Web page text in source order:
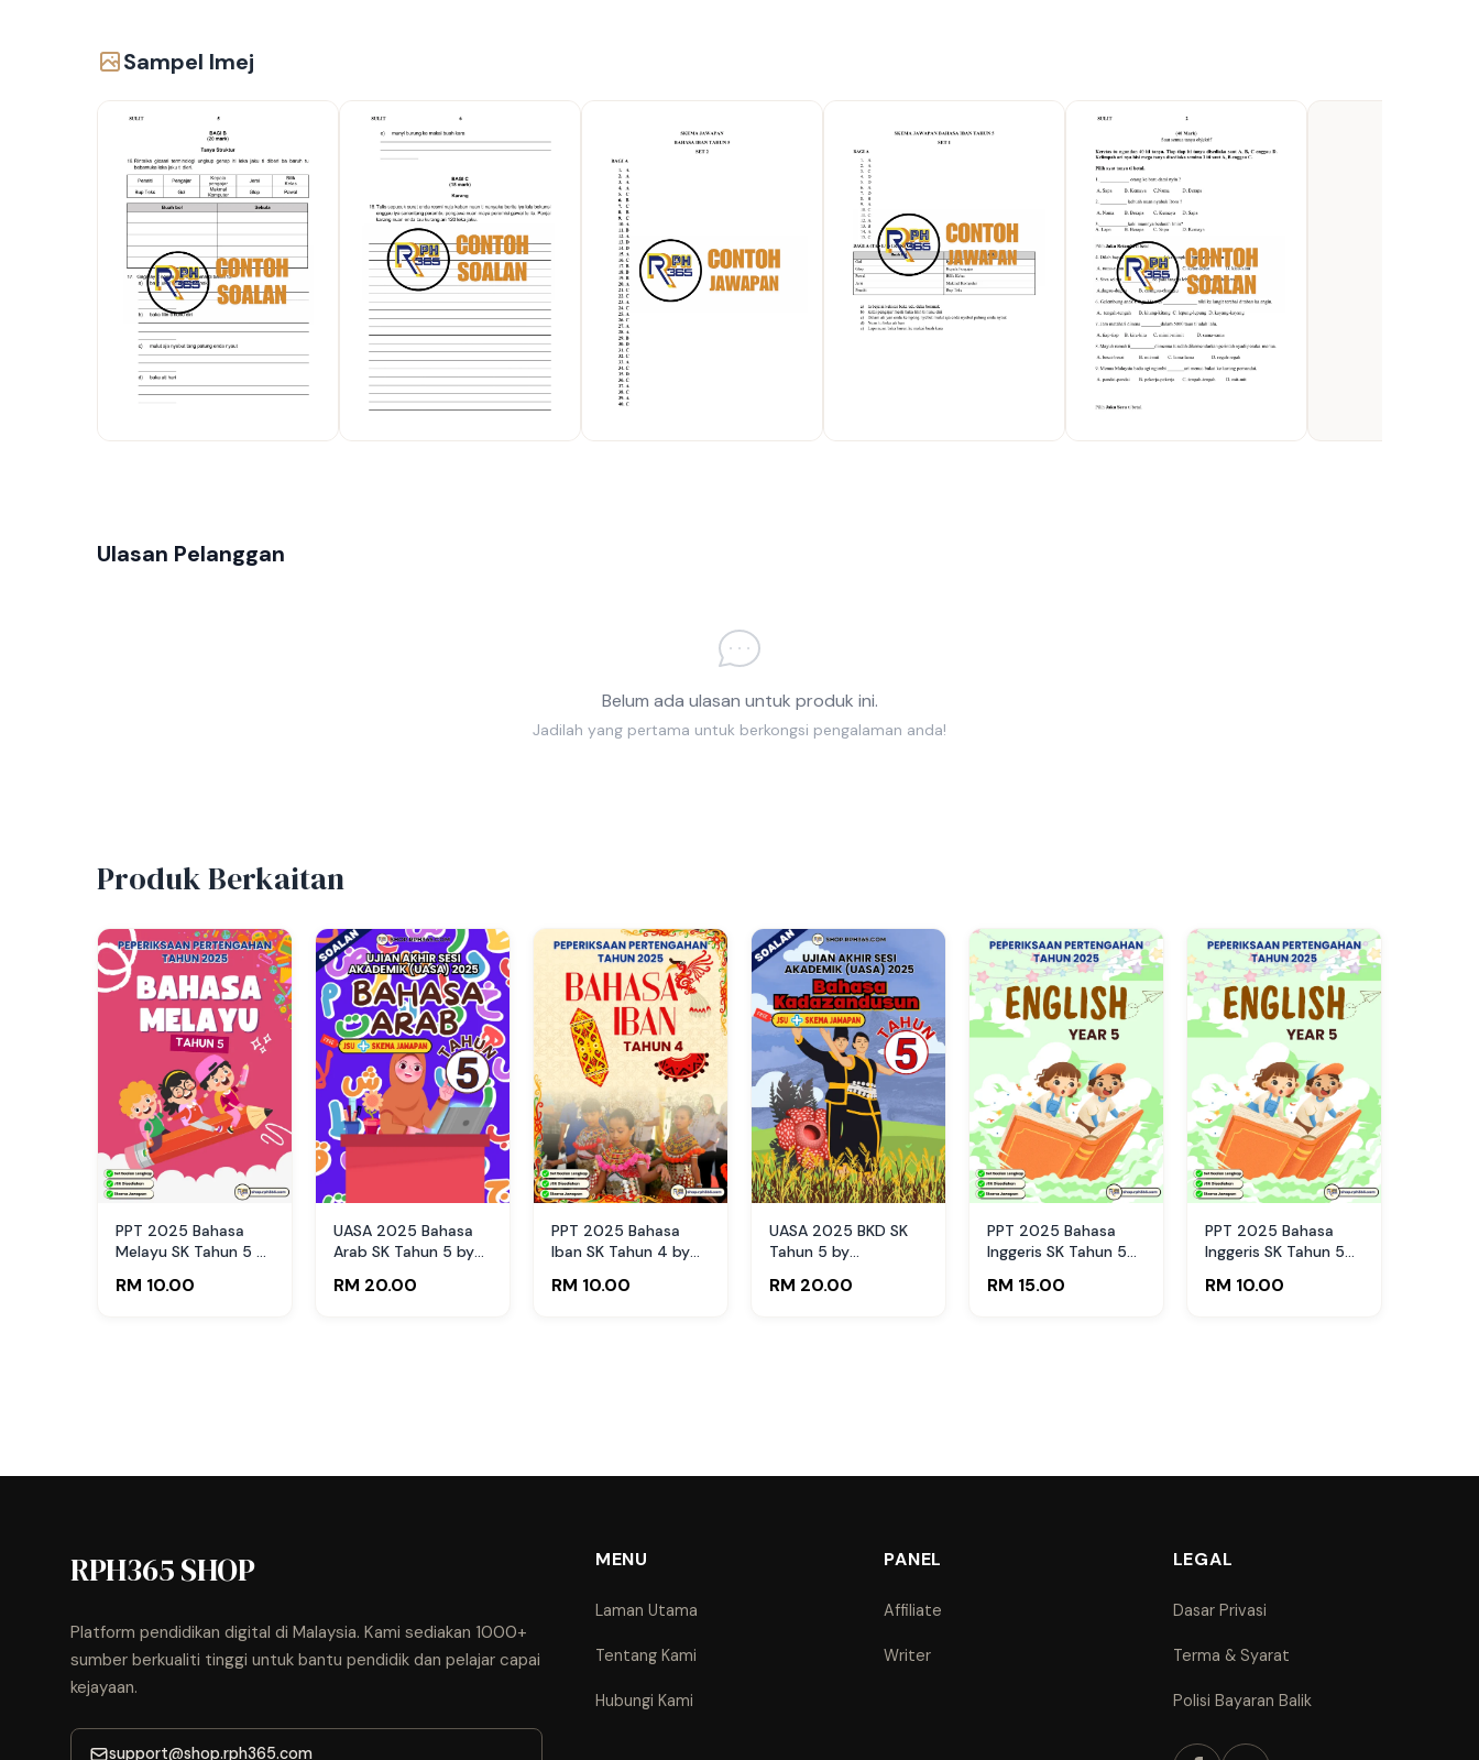
Sampel Imej
Ulasan Pelanggan
Belum ada ulasan untuk produk ini.
Jadilah yang pertama untuk berkongsi pengalaman anda!
Produk Berkaitan
PPT 2025 Bahasa
Melayu SK Tahun 5 by
Murid)
RM 10.00
UASA 2025 Bahasa
Arab SK Tahun 5 by
RM 20.00
PPT 2025 Bahasa
Iban SK Tahun 4 by
Murid)
RM 10.00
UASA 2025 BKD SK
Tahun 5 by
RM 20.00
PPT 2025 Bahasa
Inggeris SK Tahun 5
Guru)
RM 15.00
PPT 2025 Bahasa
Inggeris SK Tahun 5
Murid)
RM 10.00
RPH365 SHOP
Platform pendidikan digital di Malaysia. Kami sediakan 1000+
sumber berkualiti tinggi untuk bantu pendidik dan pelajar capai
kejayaan.
support@shop.rph365.com
MENU
Laman Utama
Tentang Kami
Hubungi Kami
PANEL
Affiliate
Writer
LEGAL
Dasar Privasi
Terma & Syarat
Polisi Bayaran Balik